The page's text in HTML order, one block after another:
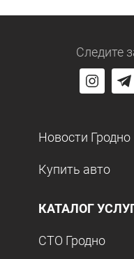
Следите
Новости Гродно
Купить авто
КАТАЛОГ
СТО Гродно